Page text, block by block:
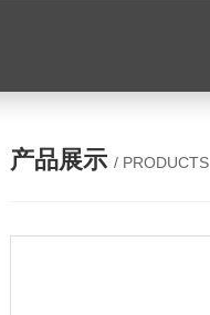
产品展示 / PRODUCTS